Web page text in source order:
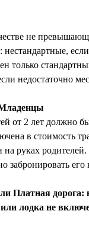
не
нестандартные,
только
недостаточно
от 2 лет должно
в стоимость
на руках
забронировать его
Платная дорога:
лодка не